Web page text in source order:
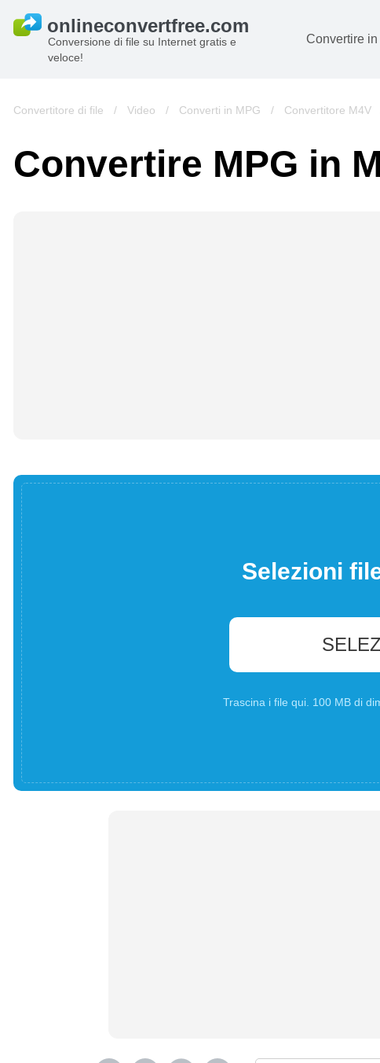
Conversione di file su Internet gratis e
veloce!
Convertire in
Libri
Convertitore di file / Video / Converti in MPG / Convertitore M4V
Convertire MPG in
Selezioni
Trascina i file qui. 100 MB di